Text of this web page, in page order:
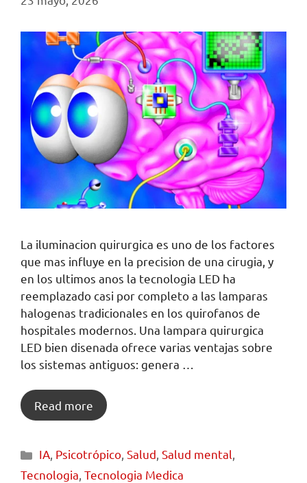
La iluminacion quirurgica es uno de los factores
que mas influye en la precision de una cirugia, y
en los ultimos anos la tecnologia LED ha
reemplazado casi por completo a las lamparas
halogenas tradicionales en los quirofanos de
hospitales modernos. Una lampara quirurgica
LED bien disenada ofrece varias ventajas sobre
los sistemas antiguos: genera …
Read more
IA, Psicotrópico,Salud,Salud mental,
Tecnologia, Tecnologia Medica